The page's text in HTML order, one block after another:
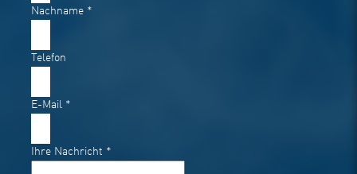
Nachname *
Telefon
E-Mail *
Ihre Nachricht *